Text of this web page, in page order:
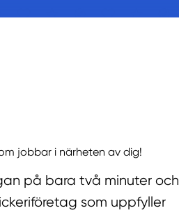
jobbar i närheten av dig!
på bara två minuter och
som uppfyller